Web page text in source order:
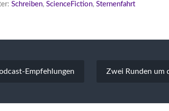
Schreiben, ScienceFiction, Sternenfahrt
Empfehlungen Zwei Runden um